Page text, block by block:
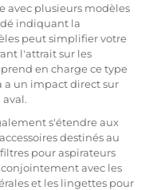
avec plusieurs modèles
indiquant la
peut simplifier votre
l'attrait sur les
en charge ce type
a un impact direct sur
s'étendre aux
destinés au
pour aspirateurs
avec les
et les lingettes pour